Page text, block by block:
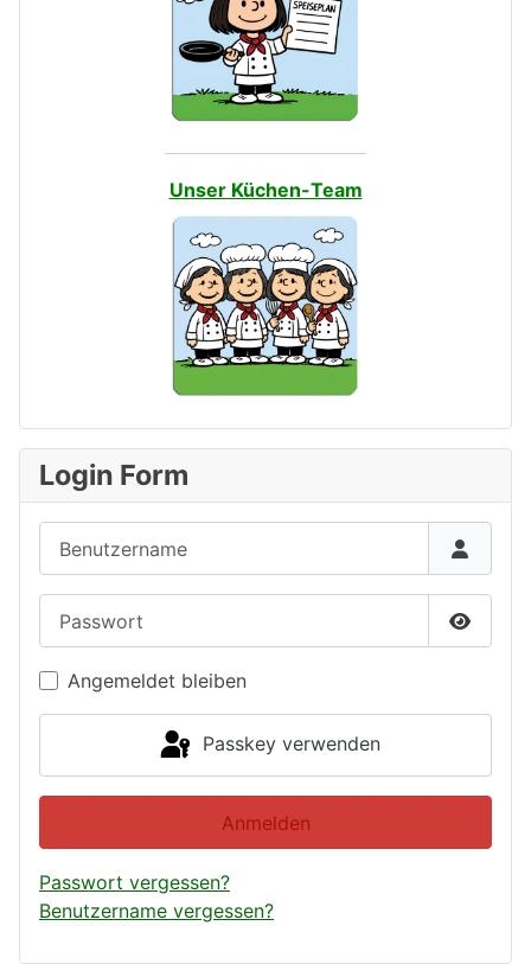
Unser Küchen-Team
Login Form
Angemeldet bleiben
Passkey verwenden
Anmelden
Passwort vergessen?
Benutzername vergessen?